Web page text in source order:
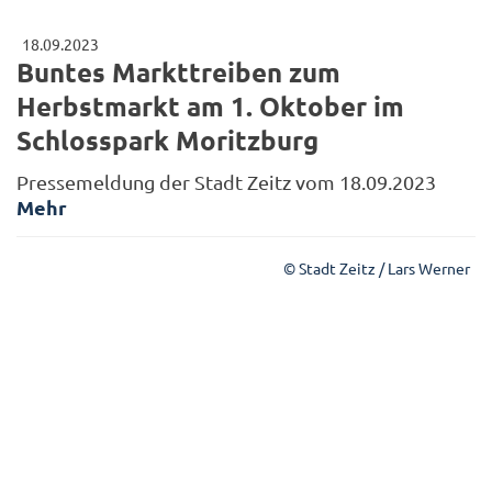
18.09.2023
Buntes Markttreiben zum
Herbstmarkt am 1. Oktober im
Schlosspark Moritzburg
Pressemeldung der Stadt Zeitz vom 18.09.2023
Mehr
© Stadt Zeitz / Lars Werner